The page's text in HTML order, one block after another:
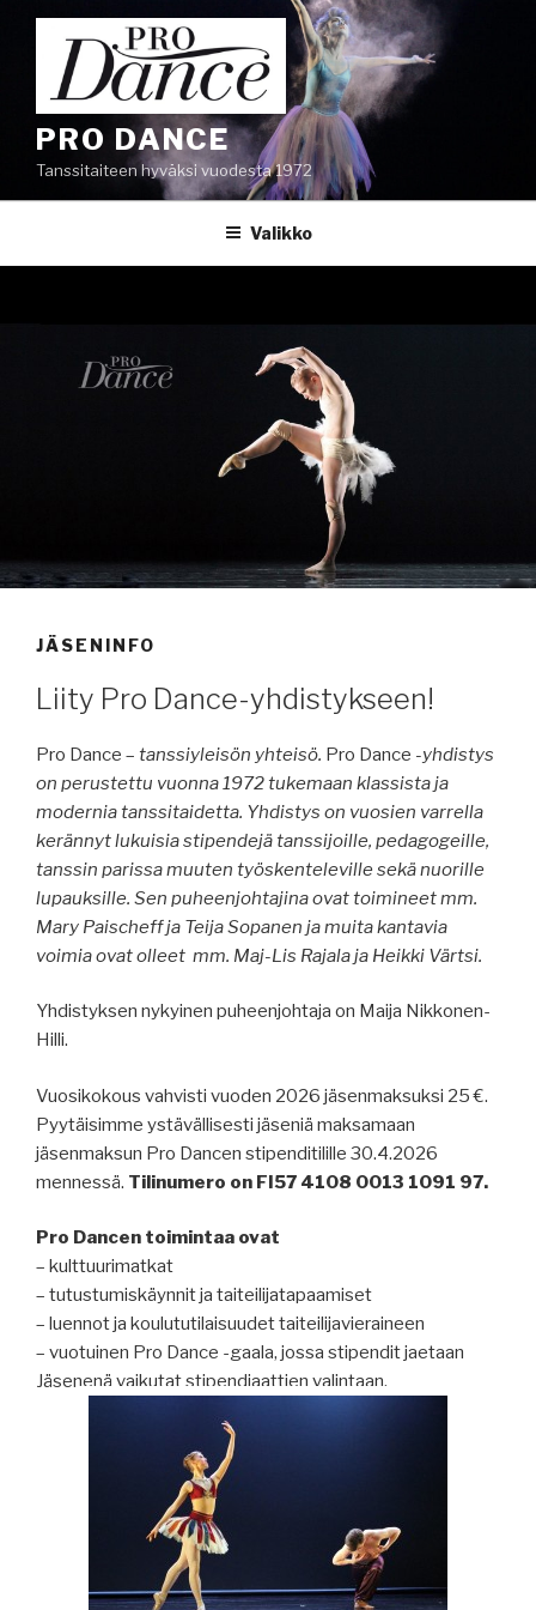
Siirry
sisältöön
PRO DANCE
Tanssitaiteen hyväksi vuodesta 1972
Valikko
JÄSENINFO
Liity Pro Dance-yhdistykseen!
Pro Dance – tanssiyleisön yhteisö. Pro Dance -yhdistys
on perustettu vuonna 1972 tukemaan klassista ja
modernia tanssitaidetta. Yhdistys on vuosien varrella
kerännyt lukuisia stipendejä tanssijoille, pedagogeille,
tanssin parissa muuten työskenteleville sekä nuorille
lupauksille. Sen puheenjohtajina ovat toimineet mm.
Mary Paischeff ja Teija Sopanen ja muita kantavia
voimia ovat olleet mm. Maj-Lis Rajala ja Heikki Värtsi.
Yhdistyksen nykyinen puheenjohtaja on Maija Nikkonen-
Hilli.
Vuosikokous vahvisti vuoden 2026 jäsenmaksuksi 25 €.
Pyytäisimme ystävällisesti jäseniä maksamaan
jäsenmaksun Pro Dancen stipenditilille 30.4.2026
mennessä. Tilinumero on FI57 4108 0013 1091 97.
Pro Dancen toimintaa ovat
– kulttuurimatkat
– tutustumiskäynnit ja taiteilijatapaamiset
– luennot ja koulututilaisuudet taiteilijavieraineen
– vuotuinen Pro Dance -gaala, jossa stipendit jaetaan
Jäsenenä vaikutat stipendiaattien valintaan.